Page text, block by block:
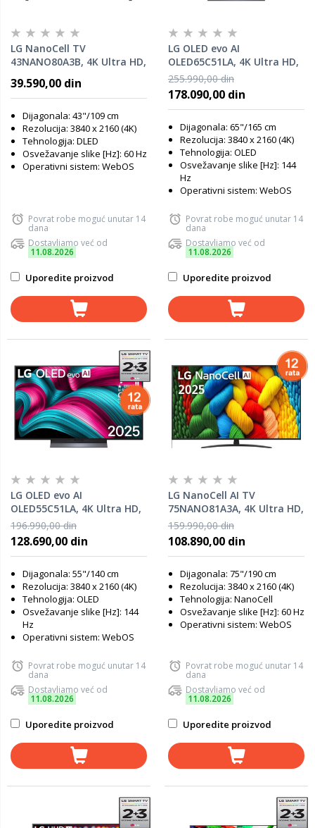
LG NanoCell TV
43NANO80A3B, 4K Ultra HD,
α7 AI Processor 4K Gen8,
Magic Remote
39.590,00 din
Dijagonala: 43"/109 cm
Rezolucija: 3840 x 2160 (4K)
Tehnologija: DLED
Osvežavanje slike [Hz]: 60 Hz
Operativni sistem: WebOS
Povrat robe moguć unutar 14
dana
Dostavljamo već od
11.08.2026
Uporedite proizvod
LG OLED evo AI
OLED65C51LA, 4K Ultra HD,
WebOS Smart TV, VRR
144Hz, α9 AI Processor 4K
Gen8, Dynamic Tone
Control
255.990,00 din
178.090,00 din
Dijagonala: 65"/165 cm
Rezolucija: 3840 x 2160 (4K)
Tehnologija: OLED
Osvežavanje slike [Hz]: 144
Hz
Operativni sistem: WebOS
Povrat robe moguć unutar 14
dana
Dostavljamo već od
11.08.2026
Uporedite proizvod
LG OLED evo AI
OLED55C51LA, 4K Ultra HD,
WebOS Smart TV, VRR
144Hz, α9 AI Processor 4K
Gen8, Dynamic Tone
Control
196.990,00 din
128.690,00 din
Dijagonala: 55"/140 cm
Rezolucija: 3840 x 2160 (4K)
Tehnologija: OLED
Osvežavanje slike [Hz]: 144
Hz
Operativni sistem: WebOS
Povrat robe moguć unutar 14
dana
Dostavljamo već od
11.08.2026
Uporedite proizvod
LG NanoCell AI TV
75NANO81A3A, 4K Ultra HD,
WebOS Smart TV, Alpha 7
AI Gen8 procesor, 4K
Upscaling, AI Sound Pro,
Remote
159.990,00 din
108.890,00 din
Dijagonala: 75"/190 cm
Rezolucija: 3840 x 2160 (4K)
Tehnologija: NanoCell
Osvežavanje slike [Hz]: 60 Hz
Operativni sistem: WebOS
Povrat robe moguć unutar 14
dana
Dostavljamo već od
11.08.2026
Uporedite proizvod